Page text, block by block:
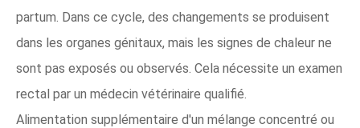
partum. Dans ce cycle, des changements se produisent
dans les organes génitaux, mais les signes de chaleur ne
sont pas exposés ou observés. Cela nécessite un examen
rectal par un médecin vétérinaire qualifié.
Alimentation supplémentaire d'un mélange concentré ou